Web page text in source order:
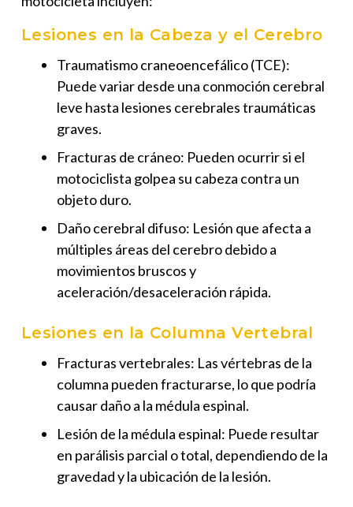
Lesiones en la Cabeza y el Cerebro
Traumatismo craneoencefálico (TCE):
Puede variar desde una conmoción cerebral
leve hasta lesiones cerebrales traumáticas
graves.
Fracturas de cráneo: Pueden ocurrir si el
motociclista golpea su cabeza contra un
objeto duro.
Daño cerebral difuso: Lesión que afecta a
múltiples áreas del cerebro debido a
movimientos bruscos y
aceleración/desaceleración rápida.
Lesiones en la Columna Vertebral
Fracturas vertebrales: Las vértebras de la
columna pueden fracturarse, lo que podría
causar daño a la médula espinal.
Lesión de la médula espinal: Puede resultar
en parálisis parcial o total, dependiendo de la
gravedad y la ubicación de la lesión.